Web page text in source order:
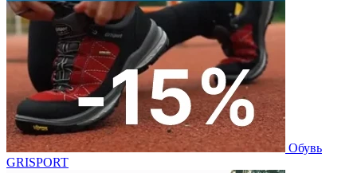
Обувь
GRISPORT